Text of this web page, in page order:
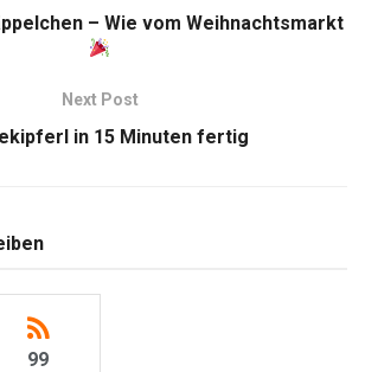
– Wie vom Weihnachtsmarkt
Next Post
in 15 Minuten fertig
99